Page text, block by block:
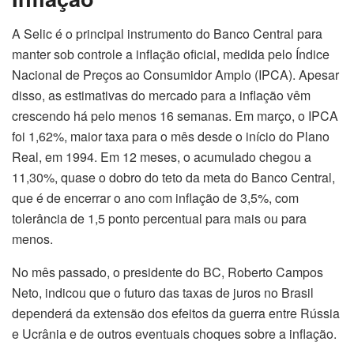
A Selic é o principal instrumento do Banco Central para
manter sob controle a inflação oficial, medida pelo Índice
Nacional de Preços ao Consumidor Amplo (IPCA). Apesar
disso, as estimativas do mercado para a inflação vêm
crescendo há pelo menos 16 semanas. Em março, o IPCA
foi 1,62%, maior taxa para o mês desde o início do Plano
Real, em 1994. Em 12 meses, o acumulado chegou a
11,30%, quase o dobro do teto da meta do Banco Central,
que é de encerrar o ano com inflação de 3,5%, com
tolerância de 1,5 ponto percentual para mais ou para
menos.
No mês passado, o presidente do BC, Roberto Campos
Neto, indicou que o futuro das taxas de juros no Brasil
dependerá da extensão dos efeitos da guerra entre Rússia
e Ucrânia e de outros eventuais choques sobre a inflação.